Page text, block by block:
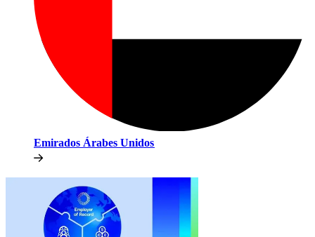
Emirados Árabes Unidos​​